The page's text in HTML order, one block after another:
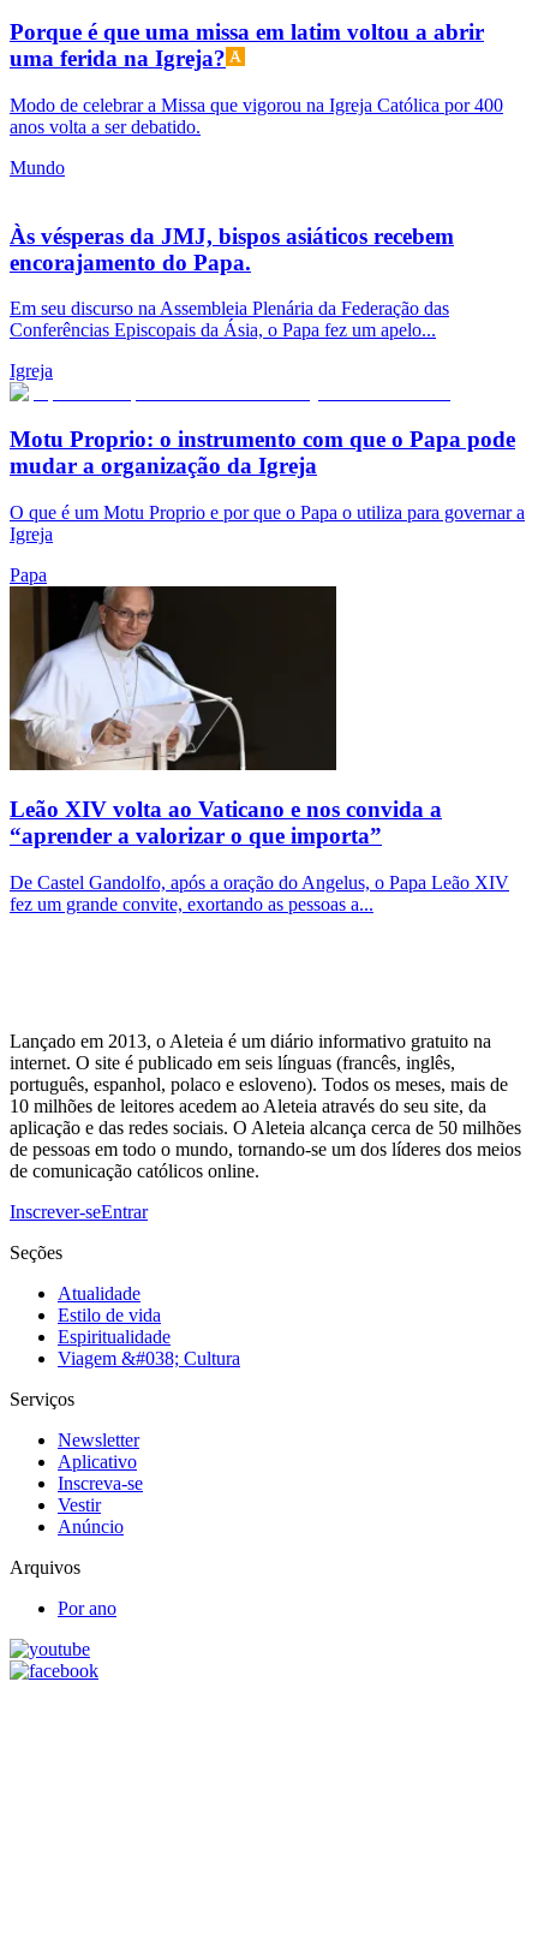
Porque é que uma missa em latim voltou a abrir
uma ferida na Igreja?
Modo de celebrar a Missa que vigorou na Igreja Católica por 400
anos volta a ser debatido.
Mundo
Às vésperas da JMJ, bispos asiáticos recebem
encorajamento do Papa.
Em seu discurso na Assembleia Plenária da Federação das
Conferências Episcopais da Ásia, o Papa fez um apelo...
Igreja
Motu Proprio: o instrumento com que o Papa pode
mudar a organização da Igreja
O que é um Motu Proprio e por que o Papa o utiliza para governar a
Igreja
Papa
Leão XIV volta ao Vaticano e nos convida a
“aprender a valorizar o que importa”
De Castel Gandolfo, após a oração do Angelus, o Papa Leão XIV
fez um grande convite, exortando as pessoas a...
Lançado em 2013, o Aleteia é um diário informativo gratuito na
internet. O site é publicado em seis línguas (francês, inglês,
português, espanhol, polaco e esloveno). Todos os meses, mais de
10 milhões de leitores acedem ao Aleteia através do seu site, da
aplicação e das redes sociais. O Aleteia alcança cerca de 50 milhões
de pessoas em todo o mundo, tornando-se um dos líderes dos meios
de comunicação católicos online.
Inscrever-seEntrar
Seções
Atualidade
Estilo de vida
Espiritualidade
Viagem &#038; Cultura
Serviços
Newsletter
Aplicativo
Inscreva-se
Vestir
Anúncio
Arquivos
Por ano